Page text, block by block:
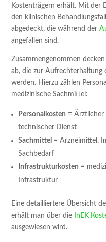
Kostenträgern erhält. Mit der
den klinischen
abgedeckt, die während der
angefallen sind.
Zusammengenommen
ab, die zur Aufrechterhaltung
werden. Hierzu zählen
medizinische Sachmittel:
Personalkosten = Ärztlicher
technischer Dienst
Sachmittel = Arzneimittel,
Sachbedarf
Infrastrukturkosten =
Infrastruktur
Eine detailliertere Übersicht
erhält man über die
InEK
ausgewiesen wird.